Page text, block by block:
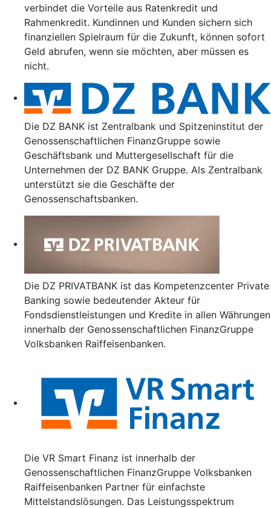
verbindet die Vorteile aus Ratenkredit und
Rahmenkredit. Kundinnen und Kunden sichern sich
finanziellen Spielraum für die Zukunft, können sofort
Geld abrufen, wenn sie möchten, aber müssen es
nicht.
Die DZ BANK ist Zentralbank und Spitzeninstitut der
Genossenschaftlichen FinanzGruppe sowie
Geschäftsbank und Muttergesellschaft für die
Unternehmen der DZ BANK Gruppe. Als Zentralbank
unterstützt sie die Geschäfte der
Genossenschaftsbanken.
Die DZ PRIVATBANK ist das Kompetenzcenter Private
Banking sowie bedeutender Akteur für
Fondsdienstleistungen und Kredite in allen Währungen
innerhalb der Genossenschaftlichen FinanzGruppe
Volksbanken Raiffeisenbanken.
Die VR Smart Finanz ist innerhalb der
Genossenschaftlichen FinanzGruppe Volksbanken
Raiffeisenbanken Partner für einfachste
Mittelstandslösungen. Das Leistungsspektrum